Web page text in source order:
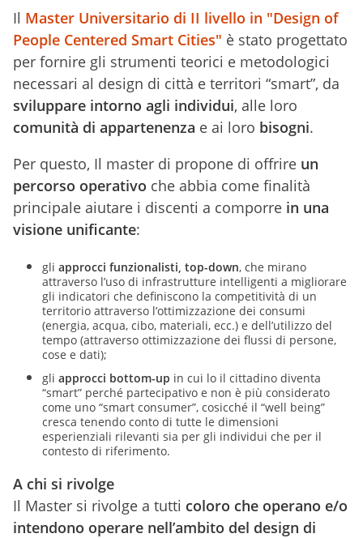
Il Master Universitario di II livello in "Design of
People Centered Smart Cities" è stato progettato
per fornire gli strumenti teorici e metodologici
necessari al design di città e territori “smart”, da
sviluppare intorno agli individui, alle loro
comunità di appartenenza e ai loro bisogni.
Per questo, Il master di propone di offrire un
percorso operativo che abbia come finalità
principale aiutare i discenti a comporre in una
visione unificante:
gli approcci funzionalisti, top-down, che mirano
attraverso l’uso di infrastrutture intelligenti a migliorare
gli indicatori che definiscono la competitività di un
territorio attraverso l’ottimizzazione dei consumi
(energia, acqua, cibo, materiali, ecc.) e dell’utilizzo del
tempo (attraverso ottimizzazione dei flussi di persone,
cose e dati);
gli approcci bottom-up in cui lo il cittadino diventa
“smart” perché partecipativo e non è più considerato
come uno “smart consumer”, cosicché il “well being”
cresca tenendo conto di tutte le dimensioni
esperienziali rilevanti sia per gli individui che per il
contesto di riferimento.
A chi si rivolge
Il Master si rivolge a tutti coloro che operano e/o
intendono operare nell’ambito del design di